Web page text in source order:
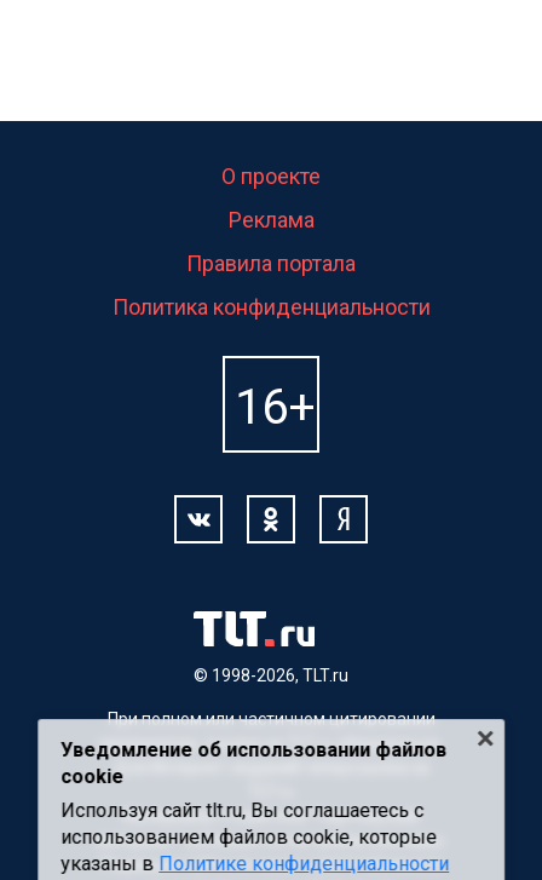
© 1998-2026, TLT.ru
О проекте
Реклама
Правила портала
Политика конфиденциальности
При полном или частичном цитировании
материалов, ссылка на TLT.ru обязательна.
Для Интернет-изданий гиперссылка на
Материалы с пометкой "Партнерский
материал" публикуются на правах рекламы.
Редакция сайта не несет ответственности
Уведомление об использовании файлов
cookie
Используя сайт tlt.ru, Вы соглашаетесь с
использованием файлов cookie, которые
указаны в Политике конфиденциальности